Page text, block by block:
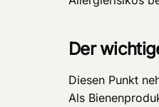
Der
Diesen Punkt
Als